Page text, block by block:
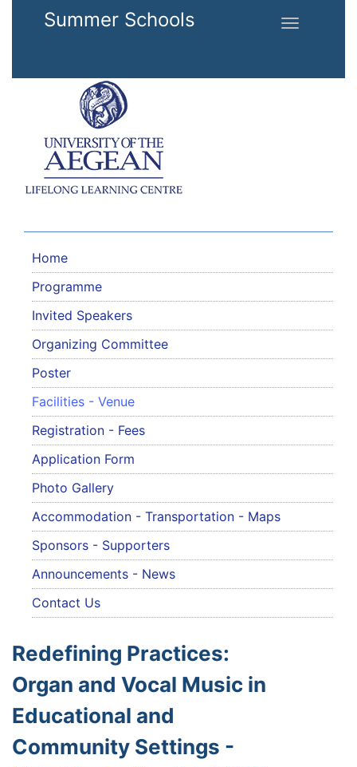
Skip to main content
Summer Schools
Toggle
Home
Programme
Invited Speakers
Organizing Committee
Poster
Facilities - Venue
Registration - Fees
Application Form
Photo Gallery
Accommodation - Transportation - Maps
Sponsors - Supporters
Announcements - News
Contact Us
Redefining Practices:
Organ and Vocal Music in
Educational and
Community Settings -